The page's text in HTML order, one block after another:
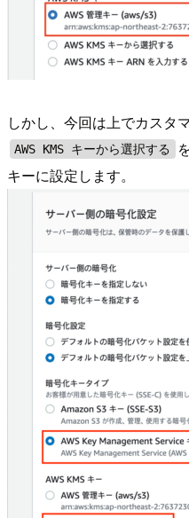
しかし、今回は上でカスタ
AWS KMS キーから選択する
キーに設定します。